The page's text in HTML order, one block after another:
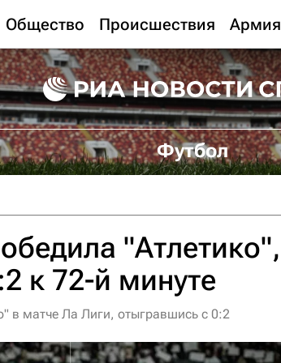
Общество Происшествия Армия
Футбол
"Атлетико",
к 72-й минуте
в матче Ла Лиги, отыгравшись с 0:2